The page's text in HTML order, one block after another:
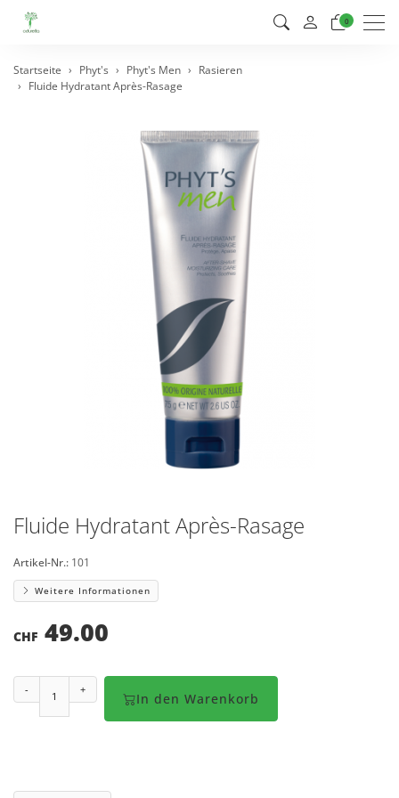
0
Startseite Phyt's Phyt's Men
Rasieren
Fluide Hydratant Après-Rasage
Fluide Hydratant Après-Rasage
Artikel-Nr.: 101
Weitere Informationen
CHF 49.00
- +
In den Warenkorb